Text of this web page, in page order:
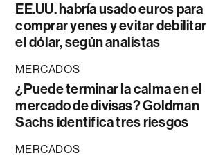
EE.UU. habría usado euros para
comprar yenes y evitar debilitar
el dólar, según analistas
MERCADOS
¿Puede terminar la calma en el
mercado de divisas? Goldman
Sachs identifica tres riesgos
MERCADOS